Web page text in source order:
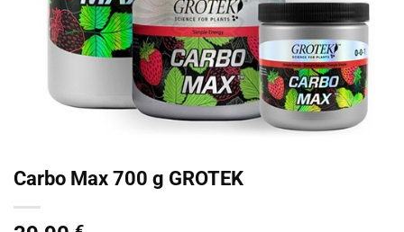
Carbo Max 700 g GROTEK